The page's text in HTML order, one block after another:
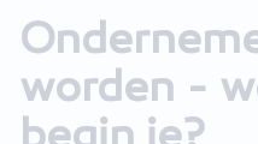
worden -